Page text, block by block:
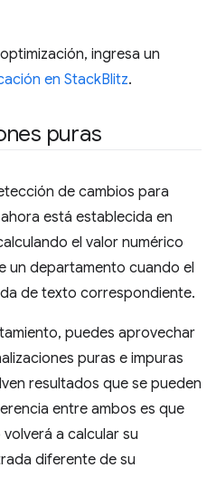
ingresa un
en StackBlitz.
puras
de cambios para
ahora está establecida en
el valor numérico
un departamento cuando el
de texto correspondiente.
puedes aprovechar
puras e impuras
resultados que se pueden
entre ambos es que
a calcular su
diferente de su